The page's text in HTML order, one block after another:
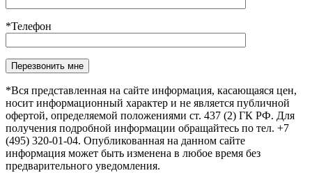
*Телефон
Оставьте это поле пустым.
*Вся представленная на сайте информация, касающаяся цен,
носит информационный характер и не является публичной
офертой, определяемой положениями ст. 437 (2) ГК РФ. Для
получения подробной информации обращайтесь по тел. +7
(495) 320-01-04. Опубликованная на данном сайте
информация может быть изменена в любое время без
предварительного уведомления.